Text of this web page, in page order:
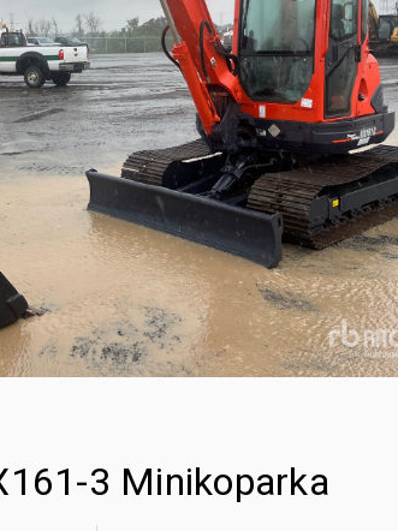
3 Minikoparka